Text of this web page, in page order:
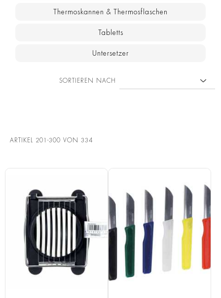
Thermoskannen & Thermosflaschen
Tabletts
Untersetzer
ARTIKEL 201 -300 VON 334
SORTIEREN NACH